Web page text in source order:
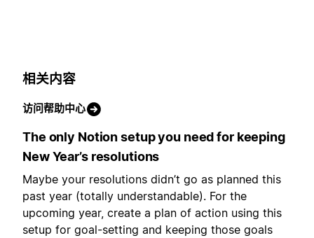
相关内容
访问帮助中心
The only Notion setup you need for keeping
New Year’s resolutions
Maybe your resolutions didn’t go as planned this
past year (totally understandable). For the
upcoming year, create a plan of action using this
setup for goal-setting and keeping those goals